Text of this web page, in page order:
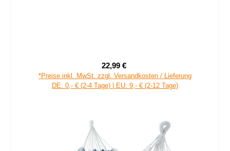
Verkaufspreis:
22,99 €
*Preise inkl. MwSt. zzgl. Versandkosten / Lieferung
DE: 0,- € (2-4 Tage) | EU: 9,- € (2-12 Tage)